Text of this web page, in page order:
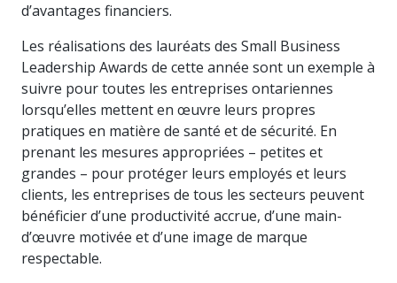
d’avantages financiers.
Les réalisations des lauréats des Small Business
Leadership Awards de cette année sont un exemple à
suivre pour toutes les entreprises ontariennes
lorsqu’elles mettent en œuvre leurs propres
pratiques en matière de santé et de sécurité. En
prenant les mesures appropriées – petites et
grandes – pour protéger leurs employés et leurs
clients, les entreprises de tous les secteurs peuvent
bénéficier d’une productivité accrue, d’une main-
d’œuvre motivée et d’une image de marque
respectable.